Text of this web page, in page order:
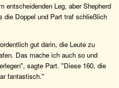
entscheidenden Leg, aber Shepherd
die Doppel und Part traf schließlich
gut darin, die Leute zu
Das mache ich auch so und
sagte Part. "Diese 160, die
fantastisch."